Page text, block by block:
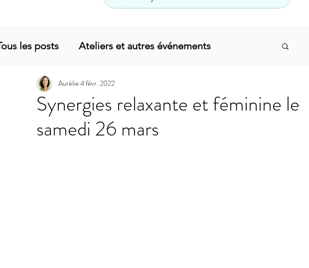
les posts Ateliers et autres événements
Planning mensuel Offres promotionnelles
Articles sujets divers Articles infos
Synergies relaxante et féminine le
samedi 26 mars
Aurélie 4 févr. 2022